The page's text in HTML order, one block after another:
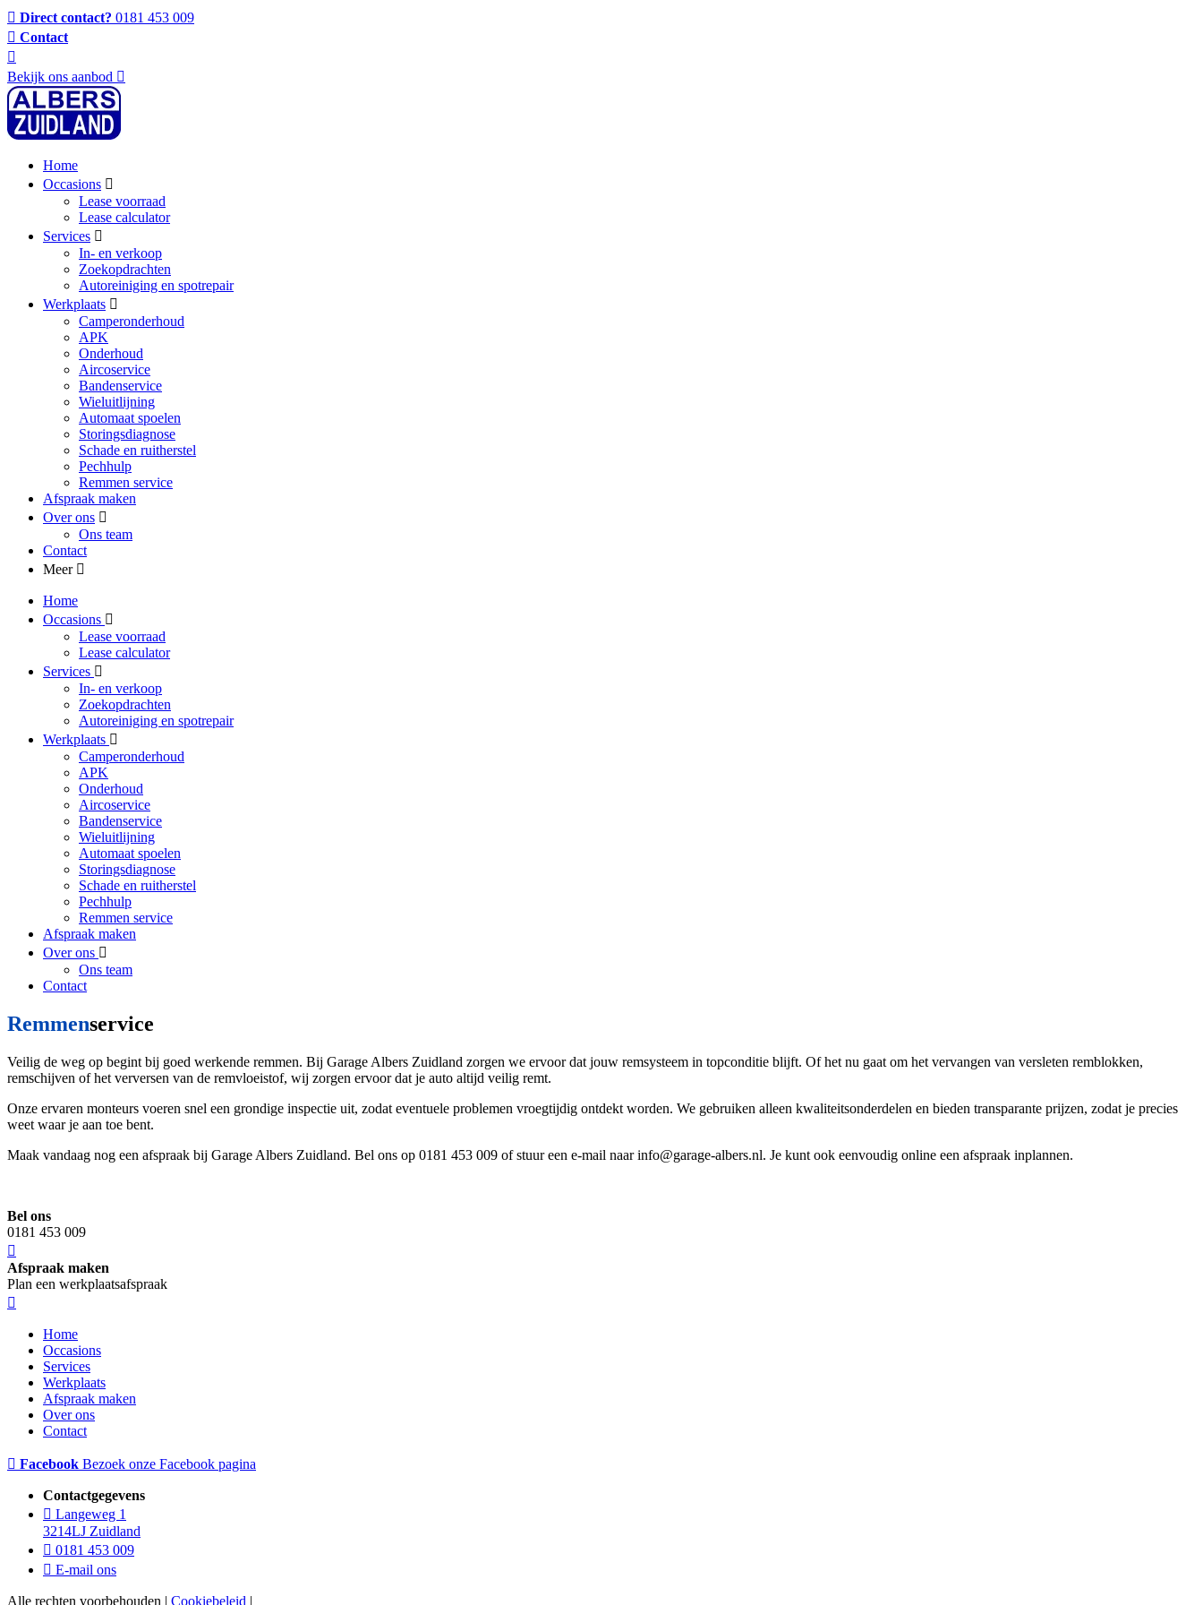
Direct contact? 0181 453 009
Contact
Bekijk ons aanbod
Home
Occasions
Lease voorraad
Lease calculator
Services
In- en verkoop
Zoekopdrachten
Autoreiniging en spotrepair
Werkplaats
Camperonderhoud
APK
Onderhoud
Aircoservice
Bandenservice
Wieluitlijning
Automaat spoelen
Storingsdiagnose
Schade en ruitherstel
Pechhulp
Remmen service
Afspraak maken
Over ons
Ons team
Contact
Meer
Home
Occasions
Lease voorraad
Lease calculator
Services
In- en verkoop
Zoekopdrachten
Autoreiniging en spotrepair
Werkplaats
Camperonderhoud
APK
Onderhoud
Aircoservice
Bandenservice
Wieluitlijning
Automaat spoelen
Storingsdiagnose
Schade en ruitherstel
Pechhulp
Remmen service
Afspraak maken
Over ons
Ons team
Contact
Remmenservice
Veilig de weg op begint bij goed werkende remmen. Bij Garage Albers Zuidland zorgen we ervoor dat jouw remsysteem in topconditie blijft. Of het nu gaat om het vervangen van versleten remblokken,
remschijven of het verversen van de remvloeistof, wij zorgen ervoor dat je auto altijd veilig remt.
Onze ervaren monteurs voeren snel een grondige inspectie uit, zodat eventuele problemen vroegtijdig ontdekt worden. We gebruiken alleen kwaliteitsonderdelen en bieden transparante prijzen, zodat je precies
weet waar je aan toe bent.
Maak vandaag nog een afspraak bij Garage Albers Zuidland. Bel ons op 0181 453 009 of stuur een e-mail naar info@garage-albers.nl. Je kunt ook eenvoudig online een afspraak inplannen.
Bel ons
0181 453 009
Afspraak maken
Plan een werkplaatsafspraak
Home
Occasions
Services
Werkplaats
Afspraak maken
Over ons
Contact
Facebook Bezoek onze Facebook pagina
Contactgegevens
Langeweg 1
3214LJ Zuidland
0181 453 009
E-mail ons
Alle rechten voorbehouden | Cookiebeleid |